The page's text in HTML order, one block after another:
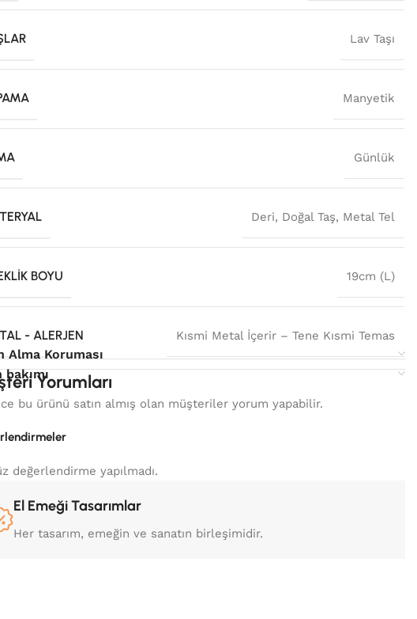
Lav Taşı
Manyetik
Günlük
Deri, Doğal Taş, Metal Tel
BOYU 19cm (L)
- ALERJEN Kısmi Metal İçerir – Tene Kısmi Temas
Alma Koruması
bakımıYorumları
değerlendirme yapılmadı.
bu ürünü satın almış olan müşteriler yorum yapabilir.
El Emeği Tasarımlar
Her tasarım, emeğin ve sanatın birleşimidir.